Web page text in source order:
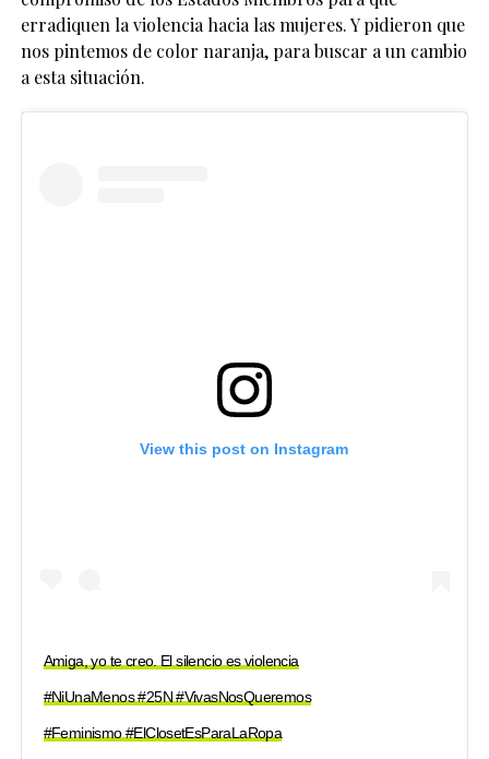
erradiquen la violencia hacia las mujeres. Y pidieron que
nos pintemos de color naranja, para buscar a un cambio
a esta situación.
View this post on Instagram
Amiga, yo te creo. El silencio es violencia
#NiUnaMenos #25N #VivasNosQueremos
#Feminismo #ElClosetEsParaLaRopa